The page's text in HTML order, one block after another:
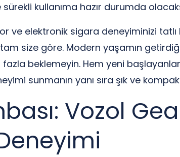
kullanıma hazır durumda
ve elektronik sigara deneyiminizi
size göre. Modern yaşamın
beklemeyin. Hem yeni
sunmanın yanı sıra şık ve
Vozol